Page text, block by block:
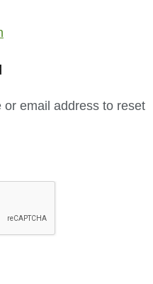
email address to reset